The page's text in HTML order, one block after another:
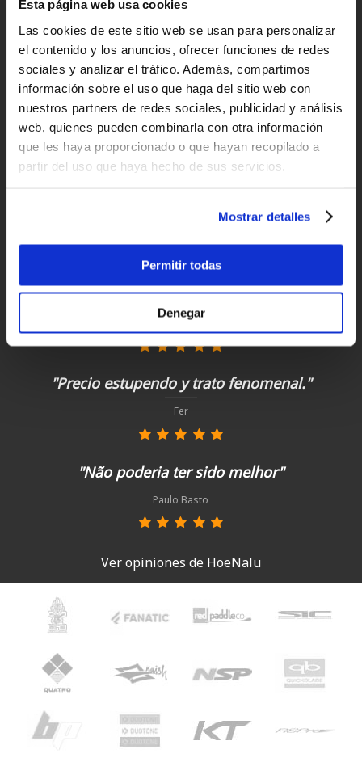
Esta página web usa cookies
Las cookies de este sitio web se usan para personalizar
el contenido y los anuncios, ofrecer funciones de redes
sociales y analizar el tráfico. Además, compartimos
información sobre el uso que haga del sitio web con
nuestros partners de redes sociales, publicidad y análisis
web, quienes pueden combinarla con otra información
que les haya proporcionado o que hayan recopilado a
partir del uso que haya hecho de sus servicios.
Mostrar detalles
Permitir todas
Denegar
Entregas rápidas
para España y Portugal
Devoluciones
hasta 14 días naturales
Clientes satisfechos
¡compra hoy con nosotros!
"Simples, eficaz e rapido"
Paulo Basto
"Precio estupendo y trato fenomenal."
Fer
"Não poderia ter sido melhor"
Paulo Basto
Ver opiniones de HoeNalu